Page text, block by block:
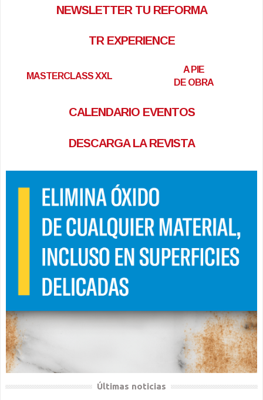
NEWSLETTER TU REFORMA
TR EXPERIENCE
MASTERCLASS XXL
A PIE
DE OBRA
CALENDARIO EVENTOS
DESCARGA LA REVISTA
Últimas noticias